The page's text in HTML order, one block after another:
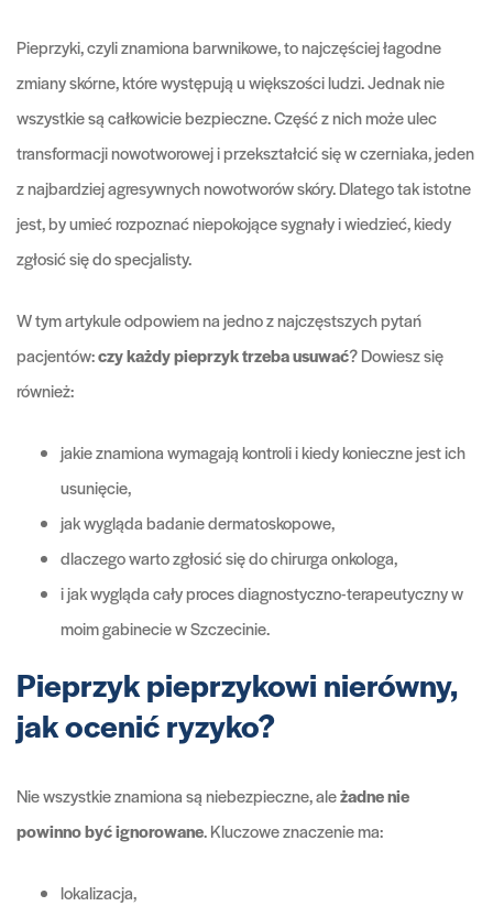
Pieprzyki, czyli znamiona barwnikowe, to najczęściej łagodne
zmiany skórne, które występują u większości ludzi. Jednak nie
wszystkie są całkowicie bezpieczne. Część z nich może ulec
transformacji nowotworowej i przekształcić się w czerniaka, jeden
z najbardziej agresywnych nowotworów skóry. Dlatego tak istotne
jest, by umieć rozpoznać niepokojące sygnały i wiedzieć, kiedy
zgłosić się do specjalisty.
W tym artykule odpowiem na jedno z najczęstszych pytań
pacjentów:czy każdy pieprzyk trzeba usuwać? Dowiesz się
również:
jakie znamiona wymagają kontroli i kiedy konieczne jest ich
usunięcie,
jak wygląda badanie dermatoskopowe,
dlaczego warto zgłosić się do chirurga onkologa,
i jak wygląda cały proces diagnostyczno-terapeutyczny w
moim gabinecie w Szczecinie.
Pieprzyk pieprzykowi nierówny,
jak ocenić ryzyko?
Nie wszystkie znamiona są niebezpieczne, ależadne nie
powinno być ignorowane. Kluczowe znaczenie ma:
lokalizacja,